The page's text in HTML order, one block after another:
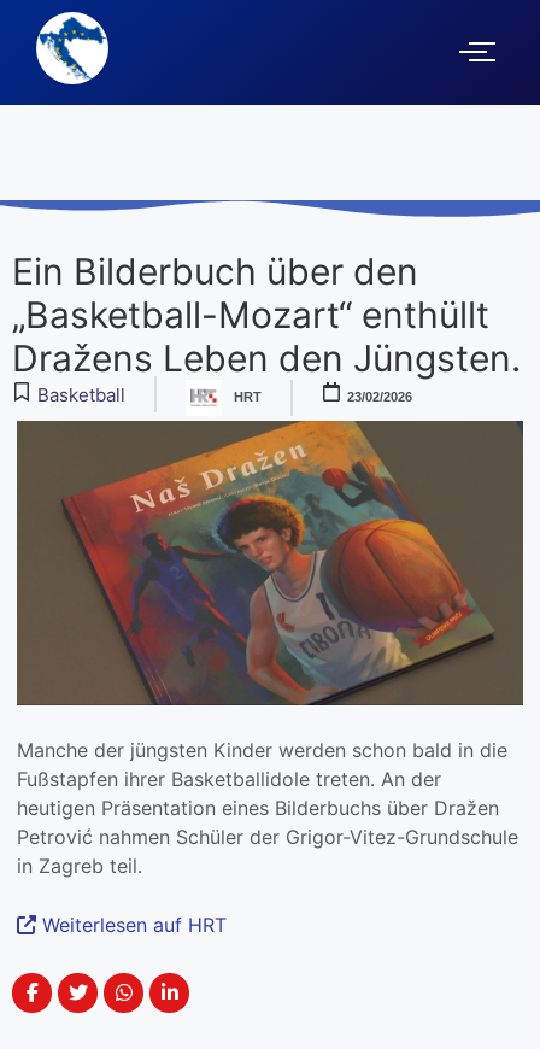
Ein Bilderbuch über den
„Basketball-Mozart“ enthüllt
Dražens Leben den Jüngsten.
Basketball HRT 23/02/2026
Manche der jüngsten Kinder werden schon bald in die
Fußstapfen ihrer Basketballidole treten. An der
heutigen Präsentation eines Bilderbuchs über Dražen
Petrović nahmen Schüler der Grigor-Vitez-Grundschule
in Zagreb teil.
Weiterlesen auf HRT